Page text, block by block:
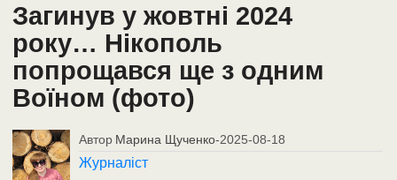
Загинув у жовтні 2024
року… Нікополь
попрощався ще з одним
Воїном (фото)
Автор Марина Щученко-2025-08-18
Журналіст